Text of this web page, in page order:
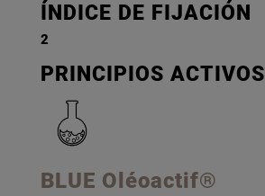
ÍNDICE DE FIJACIÓN
2
PRINCIPIOS ACTIVOS
BLUE Oléoactif®